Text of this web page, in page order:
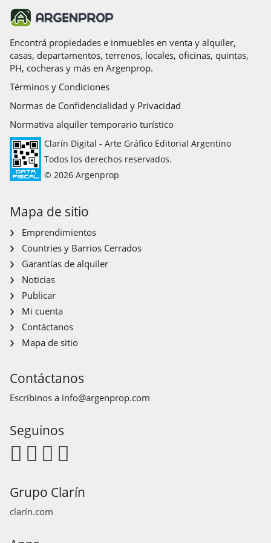
Encontrá propiedades e inmuebles en venta y alquiler,
casas, departamentos, terrenos, locales, oficinas, quintas,
PH, cocheras y más en Argenprop.
Términos y Condiciones
Normas de Confidencialidad y Privacidad
Normativa alquiler temporario turístico
Clarín Digital - Arte Gráfico Editorial Argentino
Todos los derechos reservados.
© 2026 Argenprop
Mapa de sitio
Emprendimientos
Countries y Barrios Cerrados
Garantías de alquiler
Noticias
Publicar
Mi cuenta
Contáctanos
Mapa de sitio
Contáctanos
Escribinos a info@argenprop.com
Seguinos
Grupo Clarín
clarín.com